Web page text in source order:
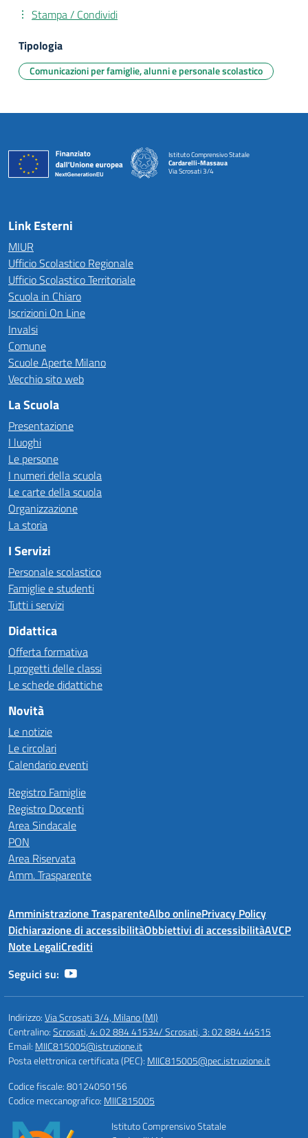
Stampa / Condividi
Tipologia
Comunicazioni per famiglie, alunni e personale scolastico
Istituto Comprensivo Statale
Cardarelli-Massaua
Via Scrosati 3/4
Link Esterni
MIUR
Ufficio Scolastico Regionale
Ufficio Scolastico Territoriale
Scuola in Chiaro
Iscrizioni On Line
Invalsi
Comune
Scuole Aperte Milano
Vecchio sito web
La Scuola
Presentazione
I luoghi
Le persone
I numeri della scuola
Le carte della scuola
Organizzazione
La storia
I Servizi
Personale scolastico
Famiglie e studenti
Tutti i servizi
Didattica
Offerta formativa
I progetti delle classi
Le schede didattiche
Novità
Le notizie
Le circolari
Calendario eventi
Registro Famiglie
Registro Docenti
Area Sindacale
PON
Area Riservata
Amm. Trasparente
Amministrazione TrasparenteAlbo onlinePrivacy Policy
Dichiarazione di accessibilitàObbiettivi di accessibilitàAVCP
Note LegaliCrediti
Seguici su:
Indirizzo:Via Scrosati 3/4, Milano (MI)
Centralino:Scrosati, 4: 02 884 41534/ Scrosati, 3: 02 884 44515
Email: MIIC815005@istruzione.it
Posta elettronica certificata (PEC): MIIC815005@pec.istruzione.it
Codice fiscale: 80124050156
Codice meccanografico: MIIC815005
Istituto Comprensivo Statale